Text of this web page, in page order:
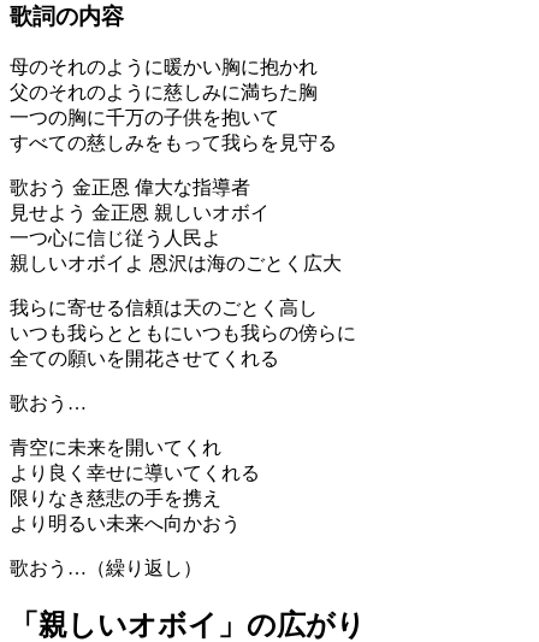
歌詞の内容
母のそれのように暖かい胸に抱かれ
父のそれのように慈しみに満ちた胸
一つの胸に千万の子供を抱いて
すべての慈しみをもって我らを見守る
歌おう 金正恩 偉大な指導者
見せよう 金正恩 親しいオボイ
一つ心に信じ従う人民よ
親しいオボイよ 恩沢は海のごとく広大
我らに寄せる信頼は天のごとく高し
いつも我らとともにいつも我らの傍らに
全ての願いを開花させてくれる
歌おう…
青空に未来を開いてくれ
より良く幸せに導いてくれる
限りなき慈悲の手を携え
より明るい未来へ向かおう
歌おう…（繰り返し）
「親しいオボイ」の広がり